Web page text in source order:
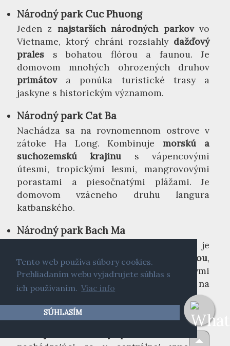
Tento web používa súbory cookies.
Prehliadaním webu vyjadrujete súhlas s
ich používaním. Viac info
SÚHLASÍM
Národný park Cuc Phuong
Jeden z najstarších národných parkovvo
Vietname, ktorý chráni rozsiahly dažďový
prales s bohatou flórou a faunou. Je
domovom mnohých ohrozených druhov
primátova ponúka turistické trasy a
jaskyne s historickým významom.
Národný park Cat Ba
Nachádza sa na rovnomennom ostrove v
zátoke Ha Long. Kombinujemorskú a
suchozemskú krajinu s vápencovými
útesmi, tropickými lesmi, mangrovovými
porastami a piesočnatými plážami. Je
domovom vzácneho druhu langura
katbanského.
Národný park Bach Ma
Rozprestiera sa v pohorí Truong Son a je
známy svojou rozmanitou flórou a faunou,
malebnýmivodopádmia turistickými
chodníkmi. Ponúka nádherné výhľady na
okolité hory a pobrežie.
Národný park Yok Don
najväčší národný park vo Vietname,